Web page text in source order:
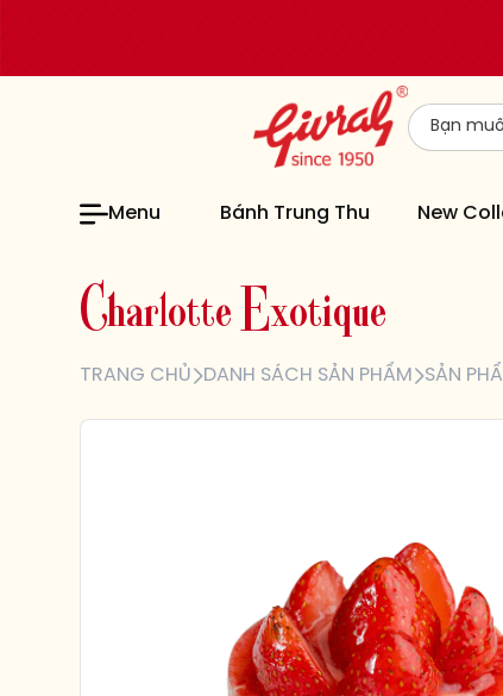
Menu Bánh Trung Thu New
Charlotte Exotique
TRANG CHỦ DANH SÁCH SẢN PHẨM SẢN